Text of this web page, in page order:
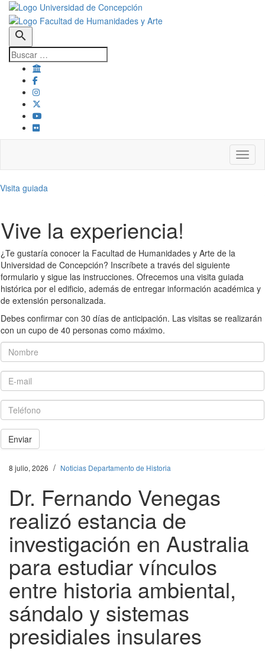
search
Visita guiada
Vive la experiencia!
¿Te gustaría conocer la Facultad de Humanidades y Arte de la
Universidad de Concepción? Inscríbete a través del siguiente
formulario y sigue las instrucciones. Ofrecemos una visita guiada
histórica por el edificio, además de entregar información académica y
de extensión personalizada.
Debes confirmar con 30 días de anticipación. Las visitas se realizarán
con un cupo de 40 personas como máximo.
Nombre
E-mail
Teléfono
Enviar
8 julio, 2026 / Noticias Departamento de Historia
Dr. Fernando Venegas
realizó estancia de
investigación en Australia
para estudiar vínculos
entre historia ambiental,
sándalo y sistemas
presidiales insulares